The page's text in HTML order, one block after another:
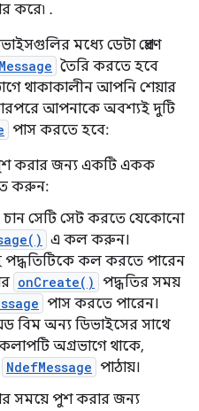
করে৷ .
মধ্যে ডেটা প্রেরণ
তৈরি করতে হবে
থাকাকালীন আপনি শেয়ার
আপনাকে অবশ্যই দুটি
পাস করতে হবে:
পুশ করার জন্য একটি একক
করুন:
চান সেটি সেট করতে যেকোনো
এ কল করুন।
কল করতে পারেন
onCreate() পদ্ধতির সময়
পাস করতে পারেন।
বিম অন্য ডিভাইসের সাথে
অগ্রভাগে থাকে,
NdefMessage পাঠায়।
সময়ে পুশ করার জন্য